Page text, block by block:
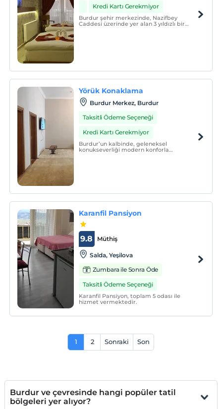
Kredi Kartı Gerekmiyor
Burdur şehir merkezinde, Nazifbey
Caddesi üzerinde yer alan 3 yıldızlı bir
Yörük Konaklama
Burdur Merkez, Burdur
Taksitli Ödeme Seçeneği
Kredi Kartı Gerekmiyor
Burdur’un kalbinde, geleneksel
konukseverliği modern konforla
Karanfil Pansiyon
Müthiş
9.8
Salda, Yeşilova
Zumbara ile Sonra Öde
Taksitli Ödeme Seçeneği
Karanfil Pansiyon, toplam 5 odası ile
hizmet vermektedir.
1 2 Sonraki Son
Burdur ve çevresinde hangi popüler tatil
bölgeleri yer alıyor?